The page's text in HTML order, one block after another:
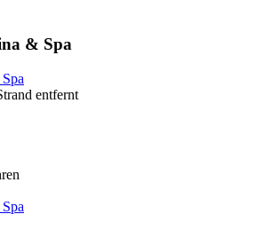
& Spa
entfernt